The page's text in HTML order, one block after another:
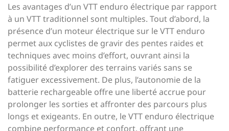
Les avantages d’un VTT enduro électrique par rapport
à un VTT traditionnel sont multiples. Tout d’abord, la
présence d’un moteur électrique sur le VTT enduro
permet aux cyclistes de gravir des pentes raides et
techniques avec moins d’effort, ouvrant ainsi la
possibilité d’explorer des terrains variés sans se
fatiguer excessivement. De plus, l’autonomie de la
batterie rechargeable offre une liberté accrue pour
prolonger les sorties et affronter des parcours plus
longs et exigeants. En outre, le VTT enduro électrique
combine performance et confort, offrant une